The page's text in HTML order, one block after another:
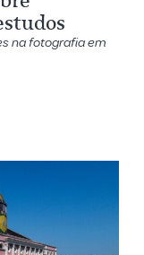
na fotografia em